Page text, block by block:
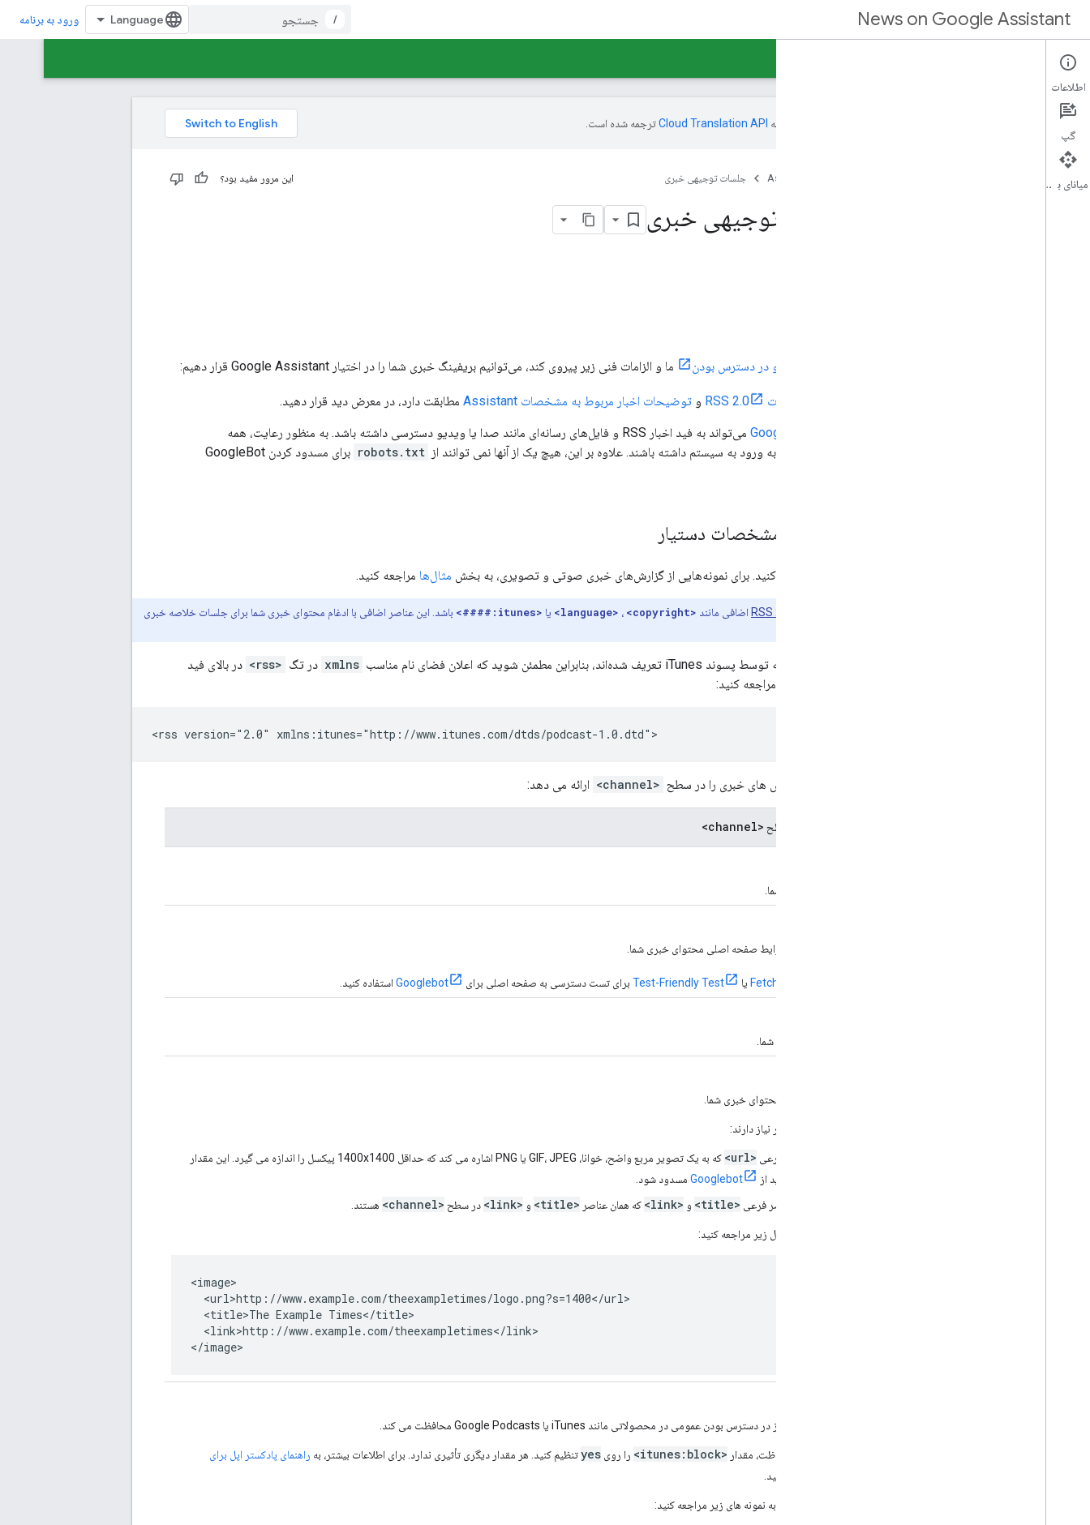
News on Google Assistant
/ ورود به برنامه
این صفحه به‌وسیله ترجمه شده است.
Assistant News جلسات توجیهی خبری این مرور مفید بود؟
الزامات فنی جلسات توجیهی خبری
دستورالعمل‌های واجد شرایط بودن و در دسترس بودن ما و الزامات فنی زیر پیروی کند، می‌توانیم بریفینگ خبری شما را در اختیار Google Assistant قرار دهیم:
مشخصات RSS 2.0 و توضیحات اخبار مربوط به مشخصات Assistant مطابقت دارد، در معرض دید قرار دهید.
GoogleBot
می‌تواند به فید اخبار RSS و فایل‌های رسانه‌ای مانند صدا یا ویدیو دسترسی داشته باشد. به منظور رعایت، همه
فیدها و فایل های شما نباید نیازی به ورود به سیستم داشته باشند. علاوه بر این، هیچ یک از آنها نمی توانند از robots.txt
برای مسدود کردن GoogleBot
گزارش های خبری در مورد مشخصات دستیار
محتوای خود را با مشخصات زیر هماهنگ کنید. برای نمونه‌هایی از گزارش‌های خبری صوتی و تصویری، به بخش مثال‌ها مراجعه کنید.
اضافی مانند <language> ، <copyright> یا <itunes:####>
باشد. این عناصر اضافی با ادغام محتوای خبری شما برای جلسات خلاصه خبری
ما نیاز به استفاده از برچسب‌هایی داریم که توسط پسوند iTunes تعریف شده‌اند، بنابراین مطمئن شوید که اعلان فضای نام مناسب xmlns در تگ <rss>
در بالای فید
خود قرار دهید. برای جزئیات، به مثال زیر مراجعه کنید:
<rss version="2.0" xmlns:itunes="http://www.itunes.com/dtds/podcast-1.0.dtd">
<channel> ارائه می دهد:
<channel>
نام محتوای خبری شما.
Fetch as Google یا Test-Friendly Test برای تست دسترسی به صفحه اصلی برای Googlebot استفاده کنید.
شرح محتوای خبری شما.
تصویری مرتبط با محتوای خبری شما.
تصاویر به موارد زیر نیاز دارند:
یک عنصر فرعی <url> که به یک تصویر مربع واضح، خوانا، GIF، JPEG یا PNG اشاره می کند که حداقل 1400x1400 پیکسل را اندازه می گیرد. این مقدار
نباید از Googlebot مسدود شود.
مقادیر عناصر فرعی <title> و <link> که همان عناصر <title> و <link> در سطح <channel> هستند.
برای جزئیات، به مثال زیر مراجعه کنید:
<image>
  <url>http://www.example.com/theexampletimes/logo.png?s=1400</url>
  <title>The Example Times</title>
  <link>http://www.example.com/theexampletimes</link>
</image>
برچسبی که فید را از در دسترس بودن عمومی در محصولاتی مانند iTunes یا Google Podcasts محافظت می کند.
برای فعال کردن حفاظت، مقدار <itunes:block> را روی yesتنظیم کنید. هر مقدار دیگری تأثیری ندارد. برای اطلاعات بیشتر، به راهنمای پادکستر اپل برای
مراجعه کنید.
برای جزئیات بیشتر به نمونه های زیر مراجعه کنید:
اطلاعات
گپ
میانای برنامه‌سازی کاربردی